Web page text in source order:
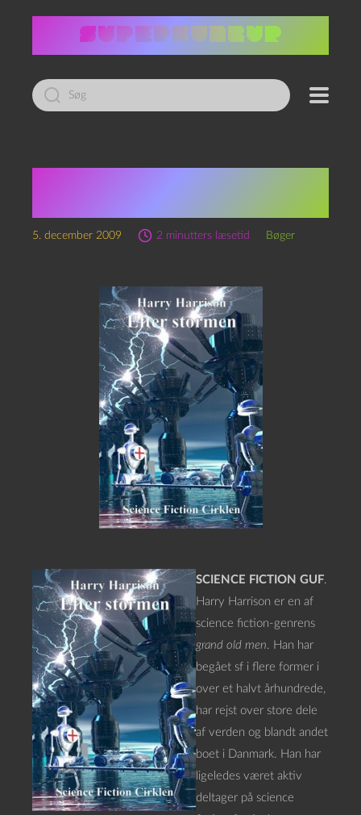
Led
efter:
5. december 2009 2 minutters læsetid Bøger
SCIENCE FICTION GUF.
Harry Harrison er en af
science fiction-genrens
grand old men. Han har
begået sf i flere former i
over et halvt århundrede,
har rejst over store dele
af verden og blandt andet
boet i Danmark. Han har
ligeledes været aktiv
deltager på science